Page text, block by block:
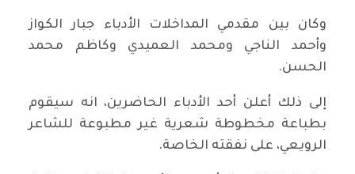
وكان بين مقدمي المداخلات الأدباء جبار الكواز
وأحمد الناجي ومحمد العميدي وكاظم محمد
الحسن.
إلى ذلك أعلن أحد الأدباء الحاضرين، انه سيقوم
بطباعة مخطوطة شعرية غير مطبوعة للشاعر
الرويعي، على نفقته الخاصة.